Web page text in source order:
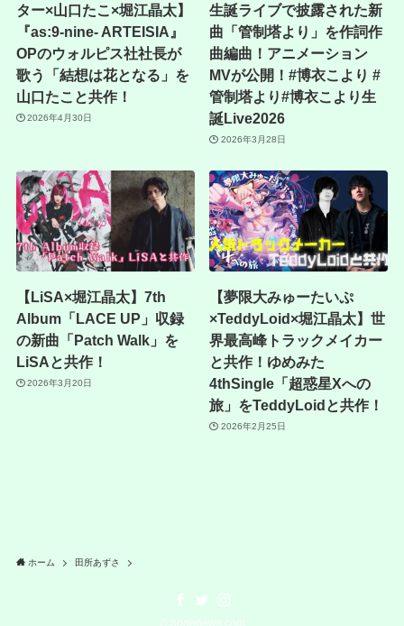
ター×山口たこ×堀江晶太】
『as:9-nine- ARTEISIA』
OPのウォルピス社社長が
歌う「結想は花となる」を
山口たこと共作！
2026年4月30日
生誕ライブで披露された新
曲「管制塔より」を作詞作
曲編曲！アニメーション
MVが公開！#博衣こより #
管制塔より#博衣こより生
誕Live2026
2026年3月28日
【LiSA×堀江晶太】7th
Album「LACE UP」収録
の新曲「Patch Walk」を
LiSAと共作！
2026年3月20日
【夢限大みゅーたいぷ
×TeddyLoid×堀江晶太】世
界最高峰トラックメイカー
と共作！ゆめみた
4thSingle「超惑星Xへの
旅」をTeddyLoidと共作！
2026年2月25日
ホーム 田所あずさ